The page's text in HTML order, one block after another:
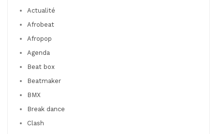
Actualité
Afrobeat
Afropop
Agenda
Beat box
Beatmaker
BMX
Break dance
Clash